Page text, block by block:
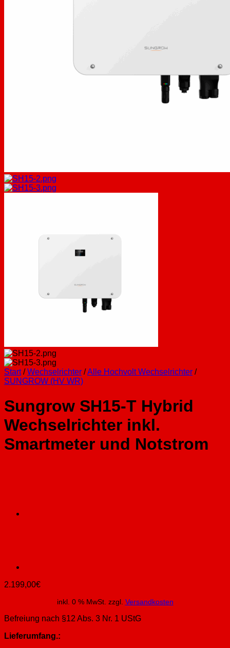
Start / Wechselrichter /Alle Hochvolt Wechselrichter /
SUNGROW (HV WR)
Sungrow SH15-T Hybrid
Wechselrichter inkl.
Smartmeter und Notstrom
2.199,00€
inkl. 0 % MwSt. zzgl. Versandkosten
Befreiung nach §12 Abs. 3 Nr. 1 UStG
Lieferumfang.: